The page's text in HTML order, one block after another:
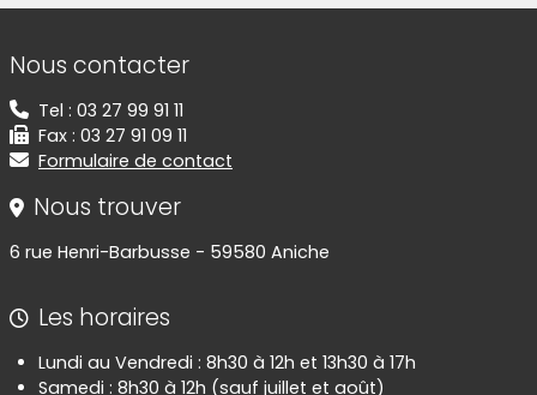
Informations de contact
Nous contacter
Tel : 03 27 99 91 11
Fax : 03 27 91 09 11
Formulaire de contact
Nous trouver
6 rue Henri-Barbusse - 59580 Aniche
Les horaires
Lundi au Vendredi : 8h30 à 12h et 13h30 à 17h
Samedi : 8h30 à 12h (sauf juillet et août)